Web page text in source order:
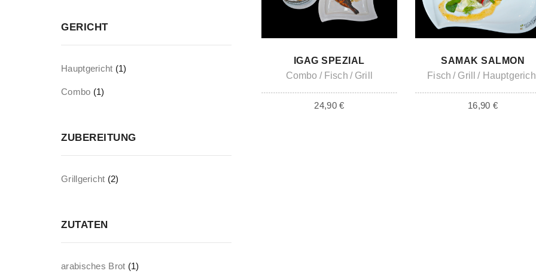
ADD TO CART
IGAG SPEZIAL
Combo
Fisch Grill
24,90€
ADD TO CART
SAMAK SALMON
Fisch
Grill
16,90 €
GERICHT
Hauptgericht (1)
Combo (1)
ZUBEREITUNG
Grillgericht (2)
ZUTATEN
arabisches Brot (1)